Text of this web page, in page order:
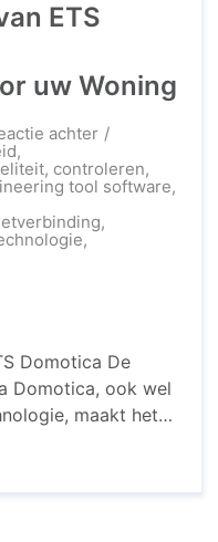
ETS
uw Woning
achterop
de
Kracht
ETS
Domotica:
,
, controleren,
tool software,
,
,
Domotica De
Domotica, ook wel
maakt het
Een populaire
ontwerpen en